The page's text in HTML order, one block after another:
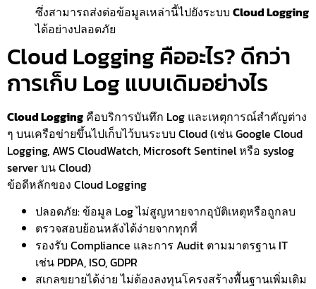
ซึ่งสามารถส่งต่อข้อมูลเหล่านี้ไปยังระบบ Cloud Logging
ได้อย่างปลอดภัย
Cloud Logging คืออะไร? ดีกว่า
การเก็บ Log แบบเดิมอย่างไร
Cloud Logging คือบริการบันทึก Log และเหตุการณ์สำคัญต่าง
ๆ บนเครือข่ายขึ้นไปเก็บไว้บนระบบ Cloud (เช่น Google Cloud
Logging, AWS CloudWatch, Microsoft Sentinel หรือ syslog
server บน Cloud)
ข้อดีหลักของ Cloud Logging
ปลอดภัย: ข้อมูล Log ไม่สูญหายจากอุบัติเหตุหรือถูกลบ
ตรวจสอบย้อนหลังได้ง่ายจากทุกที่
รองรับ Compliance และการ Audit ตามมาตรฐาน IT
เช่น PDPA, ISO, GDPR
สเกลขยายได้ง่าย ไม่ต้องลงทุนโครงสร้างพื้นฐานเพิ่มเติม